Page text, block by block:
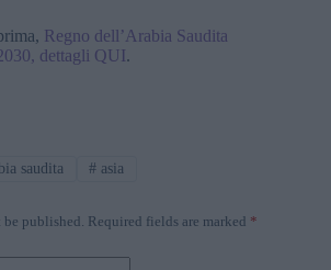
Regno dell’Arabia Saudita
dettagli QUI.
saudita # asia
published. Required fields are marked *